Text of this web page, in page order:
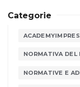
Categorie
NORMATIVA DEL
NORMATIVE E